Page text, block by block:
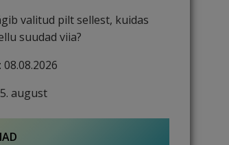
valitud pilt sellest, kuidas
suudad viia?
august